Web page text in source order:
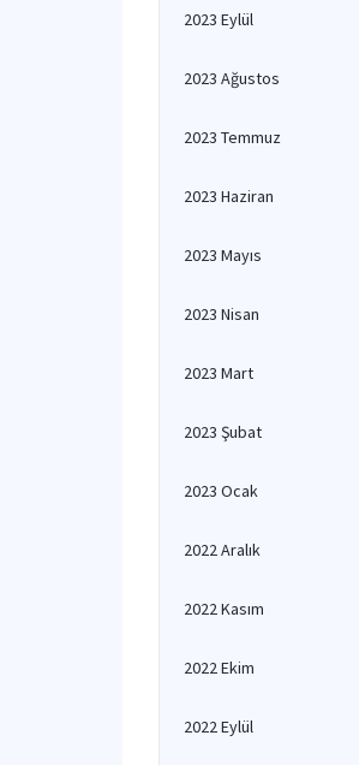
2023 Eylül
2023 Ağustos
2023 Temmuz
2023 Haziran
2023 Mayıs
2023 Nisan
2023 Mart
2023 Şubat
2023 Ocak
2022 Aralık
2022 Kasım
2022 Ekim
2022 Eylül